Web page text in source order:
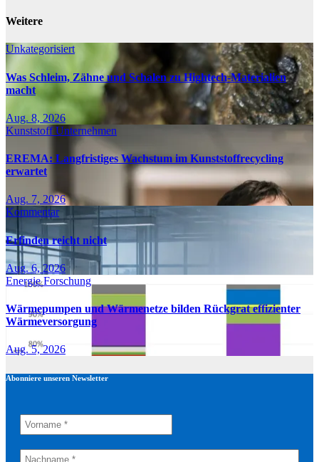
Weitere
Unkategorisiert
Was Schleim, Zähne und Schalen zu Hightech-Materialien
macht
Aug. 8, 2026
KunststoffUnternehmen
EREMA: Langfristiges Wachstum im Kunststoffrecycling
erwartet
Aug. 7, 2026
Kommentar
Erfinden reicht nicht
Aug. 6, 2026
EnergieForschung
Wärmepumpen und Wärmenetze bilden Rückgrat effizienter
Wärmeversorgung
Aug. 5, 2026
Abonniere unseren Newsletter